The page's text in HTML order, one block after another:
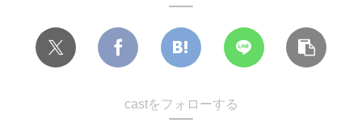
castをフォローする